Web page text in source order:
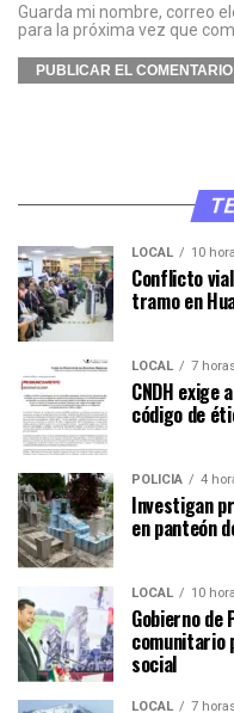
Guarda mi nombre, correo
para la próxima vez que
LOCAL 10
Conflicto
tramo en
LOCAL 7
CNDH exige
código de
POLICÍA 4
Investigan
en panteón
LOCAL 10
Gobierno de
comunitario
social
LOCAL 7